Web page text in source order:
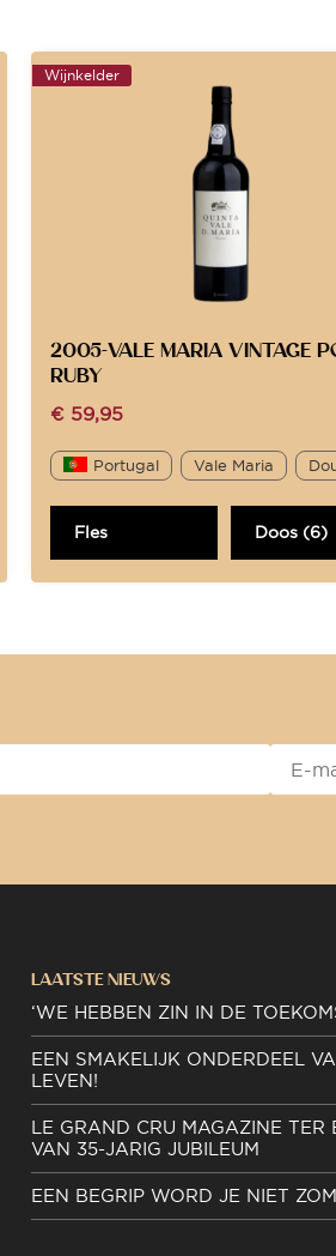
Wijnkelder
2005-VALE MARIA VINTAGE
RUBY
€ 59,95
Portugal Vale Maria
Fles Doos (6)
LAATSTE NIEUWS
‘WE HEBBEN ZIN IN DE
EEN SMAKELIJK ONDERDEEL
LEVEN!
LE GRAND CRU MAGAZINE TER
VAN 35-JARIG JUBILEUM
EEN BEGRIP WORD JE NIET